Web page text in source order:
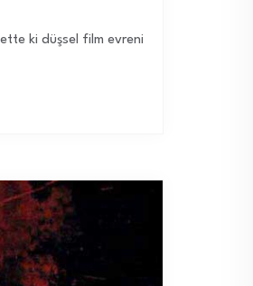
ki düşsel film evreni